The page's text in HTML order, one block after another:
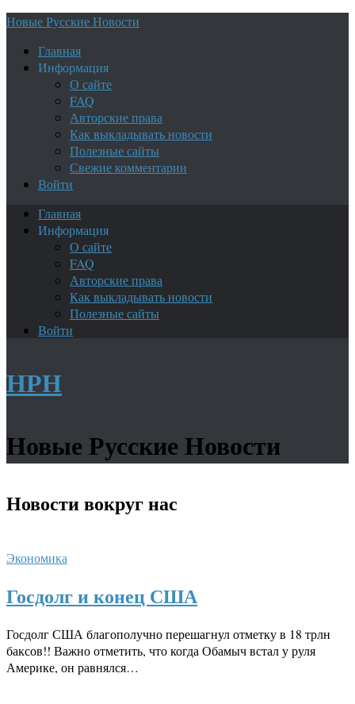
Новые Русские Новости
Главная
Информация
О сайте
FAQ
Авторские права
Как выкладывать новости
Полезные сайты
Свежие комментарии
Войти
Главная
Информация
О сайте
FAQ
Авторские права
Как выкладывать новости
Полезные сайты
Войти
НРН
Новые Русские Новости
Новостивокруг нас
Экономика
Госдолг и конец США
Госдолг США благополучно перешагнул отметку в 18 трлн
баксов!! Важно отметить, что когда Обамыч встал у руля
Америке, он равнялся…